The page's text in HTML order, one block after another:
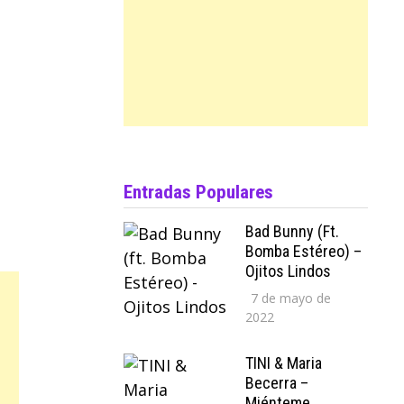
Entradas Populares
Bad Bunny (ft.
Bomba Estéreo) –
Ojitos Lindos
7 de mayo de
2022
TINI & Maria
Becerra –